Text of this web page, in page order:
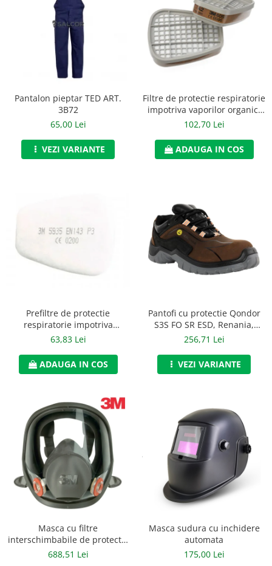
Jachete de iarna
Jachete/Bluze Salopeta
Pantaloni cu pieptar
Pantaloni scurti
Pelerine de ploaie
Protectie termica
Accesorii alpinism utilitar
Carabiniere
Mijloace de legatura
Opritoare de cadere
Puncte de ancorare
Sisteme de acces in canale
Incaltaminte
Sandale de protectie
Bocanci de protectie
Pantalon pieptar TED ART.
3B72
65,00 Lei
VEZI VARIANTE
Filtre de protectie respiratorie
impotriva vaporilor organici
de tip A2, 3M, art.6D23 (6055)
102,70 Lei
ADAUGA IN COS
Prefiltre de protectie
respiratorie impotriva
particulelor de tip P3, 3M,
63,83 Lei
ADAUGA IN COS
Pantofi cu protectie Qondor
S3S FO SR ESD, Renania,
art.9A00
256,71 Lei
VEZI VARIANTE
Masca cu filtre
interschimbabile de protectie
respiratorie, 3M, art.D796
688,51 Lei
Masca sudura cu inchidere
automata
175,00 Lei